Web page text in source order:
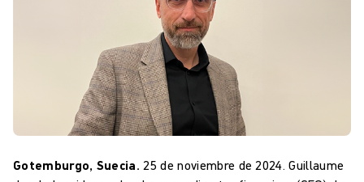
Gotemburgo, Suecia. 25 de noviembre de 2024. Guillaume